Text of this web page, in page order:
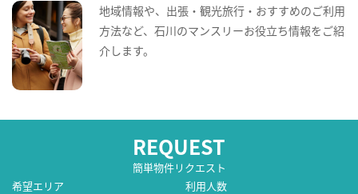
地域情報や、出張・観光旅行・おすすめのご利用
方法など、石川のマンスリーお役立ち情報をご紹
介します。
REQUEST
簡単物件リクエスト
希望エリア
利用人数